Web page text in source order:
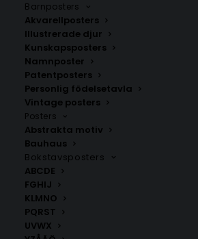
Barnposters
Akvarellposters
Illustrerade djur
Kunskapsposters
Namnposter
Patentposters
Personlig födelsetavla
Vintage posters
Posters
Abstrakta motiv
Bauhaus
Bokstavsposters
ABCDE
FGHIJ
KLMNO
PQRST
UVWX
30×40 cm och 21×30 cm.
Borås kommun,Västra Götalands län
ANDRA KÖPTE ÄVEN